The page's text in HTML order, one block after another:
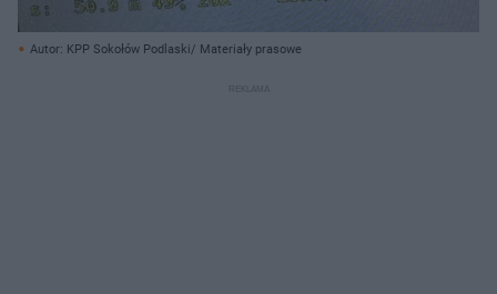
Autor: KPP Sokołów Podlaski/ Materiały prasowe